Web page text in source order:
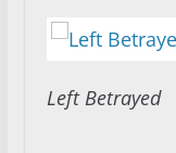
Left Betrayed